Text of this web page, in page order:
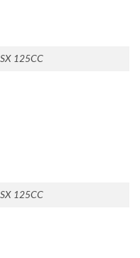
125CC
125CC